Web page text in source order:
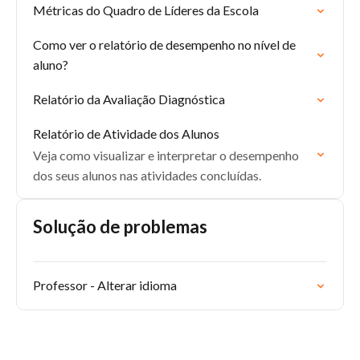
Métricas do Quadro de Líderes da Escola
Como ver o relatório de desempenho no nível de
aluno?
Relatório da Avaliação Diagnóstica
Relatório de Atividade dos Alunos
Veja como visualizar e interpretar o desempenho
dos seus alunos nas atividades concluídas.
Solução de problemas
Professor - Alterar idioma